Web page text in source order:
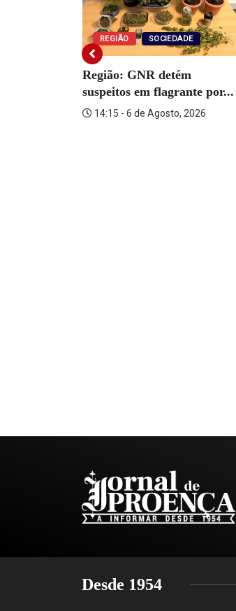
REGIÃO SOCIEDADE
Região: GNR detém
suspeitos em flagrante por...
14:15 - 6 de Agosto, 2026
Desde 1954